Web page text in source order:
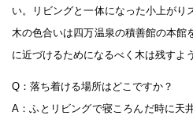
い。リビングと一体になった小上がり
木の色合いは四万温泉の積善館の本館
に近づけるためになるべく木は残すよ
Q：落ち着ける場所はどこですか？
A：ふとリビングで寝ころんだ時に天